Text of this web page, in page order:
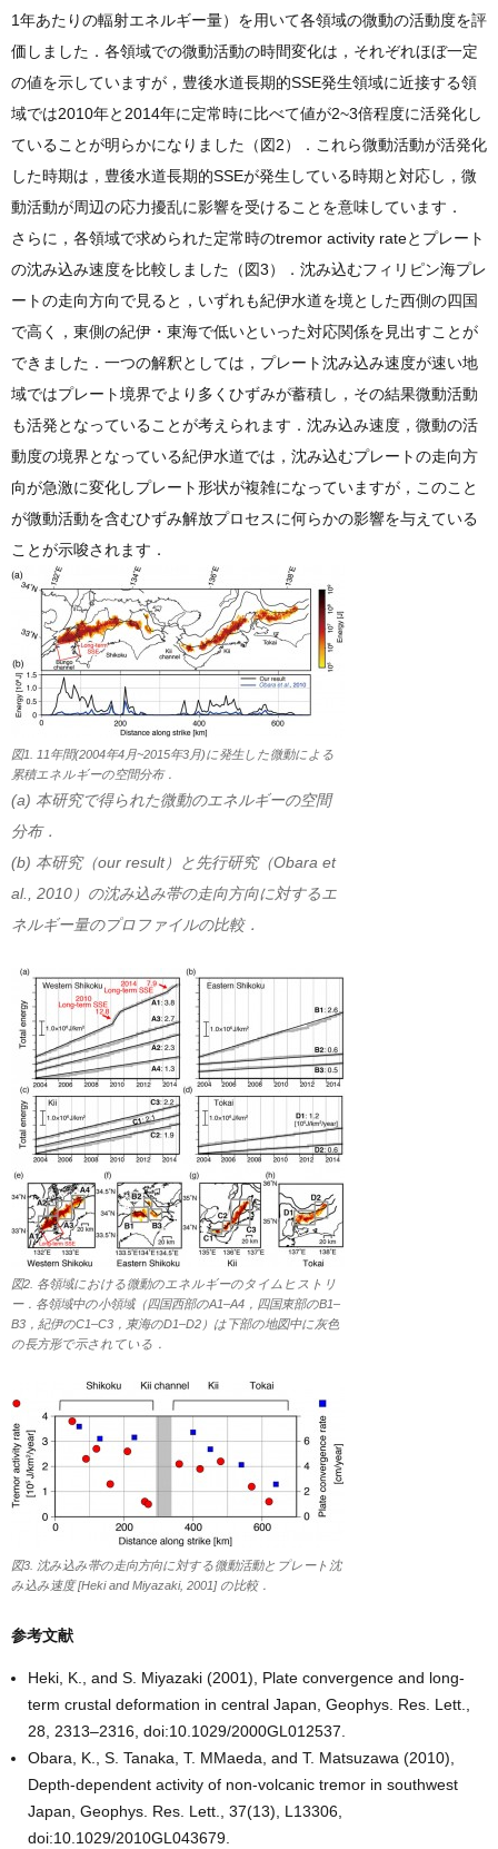
1年あたりの輻射エネルギー量）を用いて各領域の微動の活動度を評
価しました．各領域での微動活動の時間変化は，それぞれほぼ一定
の値を示していますが，豊後水道長期的SSE発生領域に近接する領
域では2010年と2014年に定常時に比べて値が2~3倍程度に活発化し
ていることが明らかになりました（図2）．これら微動活動が活発化
した時期は，豊後水道長期的SSEが発生している時期と対応し，微
動活動が周辺の応力擾乱に影響を受けることを意味しています．
さらに，各領域で求められた定常時のtremor activity rateとプレート
の沈み込み速度を比較しました（図3）．沈み込むフィリピン海プレ
ートの走向方向で見ると，いずれも紀伊水道を境とした西側の四国
で高く，東側の紀伊・東海で低いといった対応関係を見出すことが
できました．一つの解釈としては，プレート沈み込み速度が速い地
域ではプレート境界でより多くひずみが蓄積し，その結果微動活動
も活発となっていることが考えられます．沈み込み速度，微動の活
動度の境界となっている紀伊水道では，沈み込むプレートの走向方
向が急激に変化しプレート形状が複雑になっていますが，このこと
が微動活動を含むひずみ解放プロセスに何らかの影響を与えている
ことが示唆されます．
図1. 11年間(2004年4月~2015年3月)に発生した微動による
累積エネルギーの空間分布．
(a) 本研究で得られた微動のエネルギーの空間
分布．
(b) 本研究（our result）と先行研究（Obara et
al., 2010）の沈み込み帯の走向方向に対するエ
ネルギー量のプロファイルの比較．
図2. 各領域における微動のエネルギーのタイムヒストリ
ー．各領域中の小領域（四国西部のA1–A4，四国東部のB1–
B3，紀伊のC1–C3，東海のD1–D2）は下部の地図中に灰色
の長方形で示されている．
図3. 沈み込み帯の走向方向に対する微動活動とプレート沈
み込み速度 [Heki and Miyazaki, 2001] の比較．
参考文献
Heki, K., and S. Miyazaki (2001), Plate convergence and long-
term crustal deformation in central Japan, Geophys. Res. Lett.,
28, 2313–2316, doi:10.1029/2000GL012537.
Obara, K., S. Tanaka, T. MMaeda, and T. Matsuzawa (2010),
Depth-dependent activity of non-volcanic tremor in southwest
Japan, Geophys. Res. Lett., 37(13), L13306,
doi:10.1029/2010GL043679.